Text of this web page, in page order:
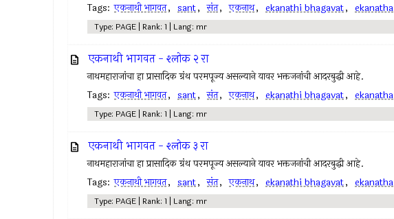
Tags: एकनाथी भागवत, sant, संत, एकनाथ, ekanathi bhagavat, ekanatha
Type: PAGE | Rank: 1 | Lang: mr
एकनाथी भागवत - श्लोक २ रा
नाथमहाराजांचा हा प्रासादिक ग्रंथ परमपूज्य असल्याने यावर भक्तजनांची आदरबुद्धी आहे.
Tags: एकनाथी भागवत, sant, संत, एकनाथ, ekanathi bhagavat, ekanatha
Type: PAGE | Rank: 1 | Lang: mr
एकनाथी भागवत - श्लोक ३ रा
नाथमहाराजांचा हा प्रासादिक ग्रंथ परमपूज्य असल्याने यावर भक्तजनांची आदरबुद्धी आहे.
Tags: एकनाथी भागवत, sant, संत, एकनाथ, ekanathi bhagavat, ekanatha
Type: PAGE | Rank: 1 | Lang: mr